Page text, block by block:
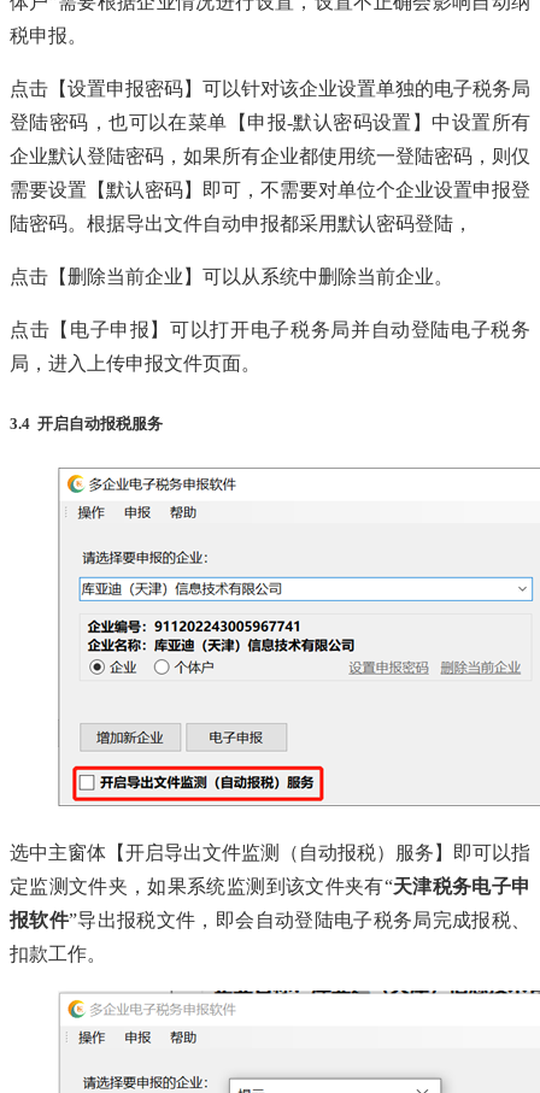
税申报。
点击【设置申报密码】可以针对该企业设置单独的电子税务局
登陆密码，也可以在菜单【申报-默认密码设置】中设置所有
企业默认登陆密码，如果所有企业都使用统一登陆密码，则仅
需要设置【默认密码】即可，不需要对单位个企业设置申报登
陆密码。根据导出文件自动申报都采用默认密码登陆，
点击【删除当前企业】可以从系统中删除当前企业。
点击【电子申报】可以打开电子税务局并自动登陆电子税务
局，进入上传申报文件页面。
3.4 开启自动报税服务
选中主窗体【开启导出文件监测（自动报税）服务】即可以指
定监测文件夹，如果系统监测到该文件夹有“天津税务电子申
报软件”导出报税文件，即会自动登陆电子税务局完成报税、
扣款工作。